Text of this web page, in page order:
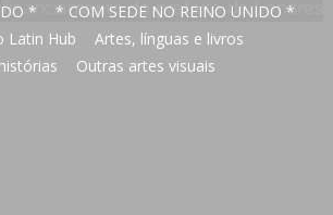
*
* COM SEDE NO REINO UNIDO *
Latin Hub
Artes, línguas e livros
Outras artes visuais